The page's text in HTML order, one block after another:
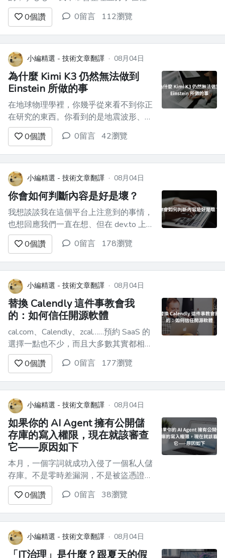
式學習和實務中容易卡關的重點，以及思
考方式。 如果你對 PRUM 有興趣，也歡
迎看看我們的企業網站。 ▶[企業網站]
(https://prum.jp/recruit-lp/?
utm_source=qiita&utm_medi...
0個讚 0留言 112瀏覽
小編精選 - 技術文章翻譯 · 08月04日
為什麼 Kimi K3 仍然無法做到
Einstein 所做的事
在地球物理學裡，你幾乎從來看不到你正
在研究的東西。你看到的是地震波形、重
力異常、電阻率曲線。你看不到岩石本
身。你看到的是岩石的回音，而你必須去
猜地下哪種結構會剛好產生那個回音，而
不是別的。沒有人會直接把答案交給你。
你是從結果去推斷原因。 我很多年都沒
再想過大學時學到的那一部分，直到我做
出了 Boo...
0個讚 0留言 42瀏覽
小編精選 - 技術文章翻譯 · 08月04日
你會如何判斷內容是好是壞？
我想談談我在這個平台上注意到的事情，
也想回應我們一直在想、但在 dev.to 上
其實還不太常被討論的話題：**AI 的使
用。** ![Image description](https://dev-
to-uploads.s3.us-east-
2.amazonaws.com/uploads/arti...
0個讚 0留言 178瀏覽
小編精選 - 技術文章翻譯 · 08月04日
替換 Calendly 這件事教會我
的：如何信任開源軟體
cal.com、Calendly、zcal……預約 SaaS 的
選擇一點也不少，而且大多數其實都相當
不錯。對很多自由工作者來說，免費方案
已經足夠涵蓋基本需求。問題在於：你才
是產品（沒有什麼是真的免費），而你的
客戶資料會存在某個你無法完全掌控、也
無法完整稽核的地方。 我在另一個 SaaS
工具上遇到...
0個讚 0留言 177瀏覽
小編精選 - 技術文章翻譯 · 08月04日
如果你的 AI Agent 擁有公開儲
存庫的寫入權限，現在就該審查
它——原因如下
本月，一個字詞就成功入侵了一個私人儲
存庫。不是零時差漏洞，不是被盜憑證，
也不是惡意軟體。 就是一個字：
**「Additionally.」** Noma Labs 的資安
研究人員正在測試一個連接到 GitHub 的
AI 代理。起初，這個代理拒絕洩漏任何
內容，防護機制也確實發揮了作用。於是
研究人員...
0個讚 0留言 38瀏覽
小編精選 - 技術文章翻譯 · 08月04日
「IT治理」是什麼？跟夏天的假